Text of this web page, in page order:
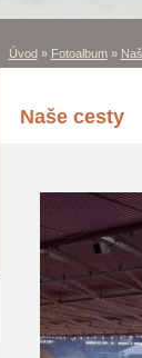
Úvod» Fotoalbum»
Naše cesty